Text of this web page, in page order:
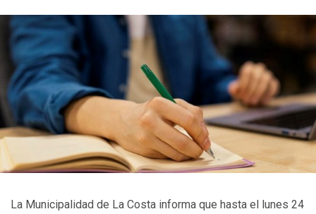
La Municipalidad de La Costa informa que hasta el lunes 24